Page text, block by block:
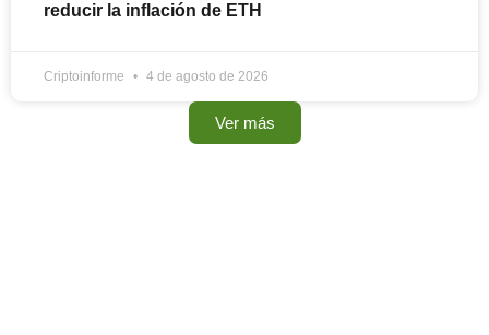
reducir la inflación de ETH
Criptoinforme 4 de agosto de 2026
Ver más